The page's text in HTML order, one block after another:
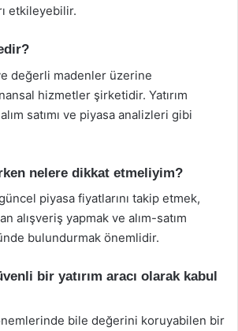
etkileyebilir.
değerli madenler üzerine
hizmetler şirketidir. Yatırım
alım satımı ve piyasa analizleri gibi
nelere dikkat etmeliyim?
piyasa fiyatlarını takip etmek,
alışveriş yapmak ve alım-satım
bulundurmak önemlidir.
bir yatırım aracı olarak kabul
bile değerini koruyabilen bir